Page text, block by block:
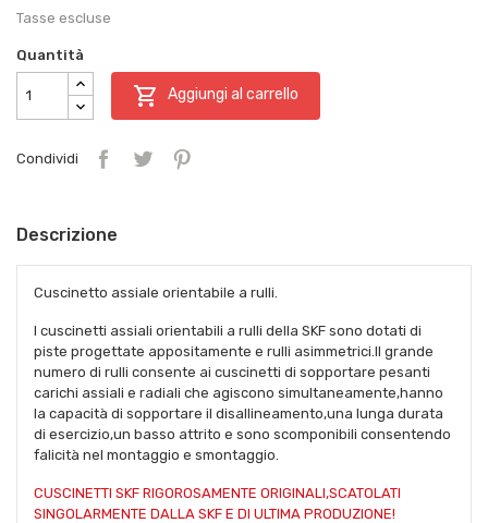
Tasse escluse
Quantità
 Aggiungi al carrello
Condividi
Descrizione
Cuscinetto assiale orientabile a rulli.
I cuscinetti assiali orientabili a rulli della SKF sono dotati di
piste progettate appositamente e rulli asimmetrici.Il grande
numero di rulli consente ai cuscinetti di sopportare pesanti
carichi assiali e radiali che agiscono simultaneamente,hanno
la capacità di sopportare il disallineamento,una lunga durata
di esercizio,un basso attrito e sono scomponibili consentendo
falicità nel montaggio e smontaggio.
CUSCINETTI SKF RIGOROSAMENTE ORIGINALI,SCATOLATI
SINGOLARMENTE DALLA SKF E DI ULTIMA PRODUZIONE!